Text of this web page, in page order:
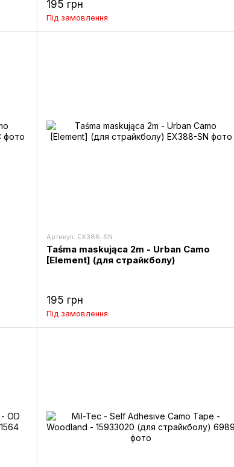
195 грн
Під замовлення
Артикул: EX388-SN
Taśma maskująca 2m - Urban Camo
[Element] (для страйкболу)
195 грн
Під замовлення